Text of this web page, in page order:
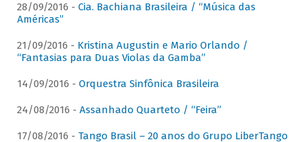
28/09/2016 - Cia. Bachiana Brasileira / “Música das
Américas”
21/09/2016 - Kristina Augustin e Mario Orlando /
“Fantasias para Duas Violas da Gamba”
14/09/2016 - Orquestra Sinfônica Brasileira
24/08/2016 - Assanhado Quarteto / “Feira”
17/08/2016 - Tango Brasil – 20 anos do Grupo LiberTango